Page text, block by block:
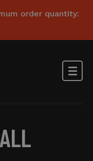
order quantity: